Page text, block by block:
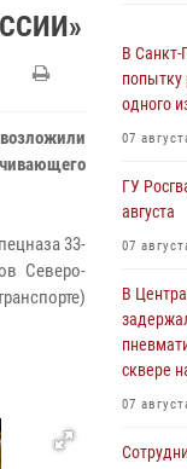
33-
Северо-
В Санкт-
одного
07
ГУ
августа
07
В
сквере
07